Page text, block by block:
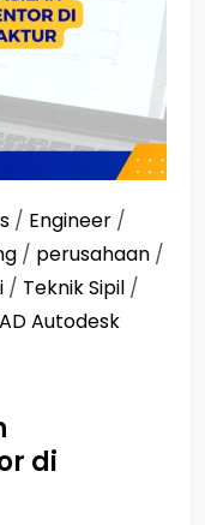
/ Engineer /
/ perusahaan /
/ Teknik Sipil /
Autodesk
di